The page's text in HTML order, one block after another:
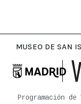
MUSEO DE SAN

Ayuntamiento
Programación